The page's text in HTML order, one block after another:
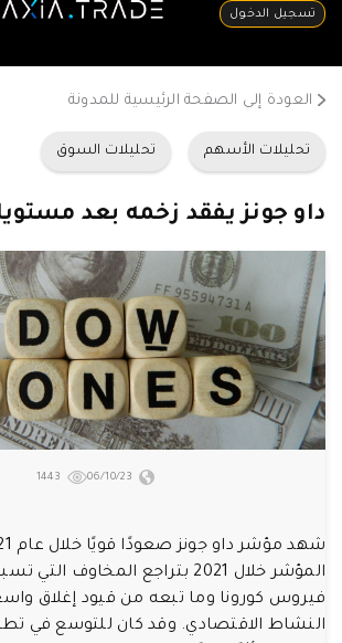
تسجيل الدخول
العودة إلى الصفحة الرئيسية للمدونة
تحليلات الأسهم تحليلات السوق
داو جونز يفقد زخمه بعد
06/10/23
1443
المؤشر خلال 2021 بتراجع المخاوف
فيروس كورونا وما تبعه من قيود إغلاق
النشاط الاقتصادي. وقد كان للتوسع في